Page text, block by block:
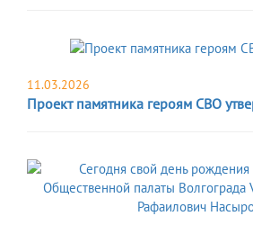
11.03.2026
Проект памятника героям СВО